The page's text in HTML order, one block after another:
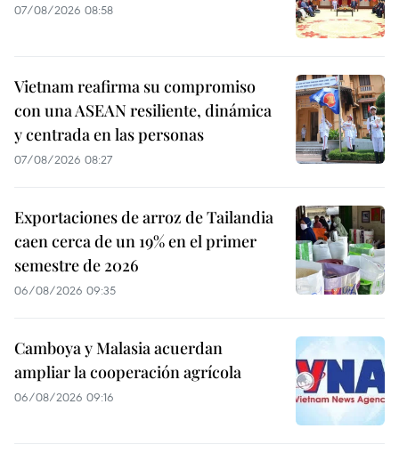
07/08/2026 08:58
Vietnam reafirma su compromiso
con una ASEAN resiliente, dinámica
y centrada en las personas
07/08/2026 08:27
Exportaciones de arroz de Tailandia
caen cerca de un 19% en el primer
semestre de 2026
06/08/2026 09:35
Camboya y Malasia acuerdan
ampliar la cooperación agrícola
06/08/2026 09:16